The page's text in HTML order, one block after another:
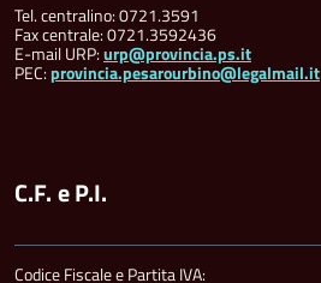
Tel. centralino: 0721.3591
Fax centrale: 0721.3592436
E-mail URP:urp@provincia.ps.it
PEC:provincia.pesarourbino@legalmail.it
C.F. e P.I.
Codice Fiscale e Partita IVA: